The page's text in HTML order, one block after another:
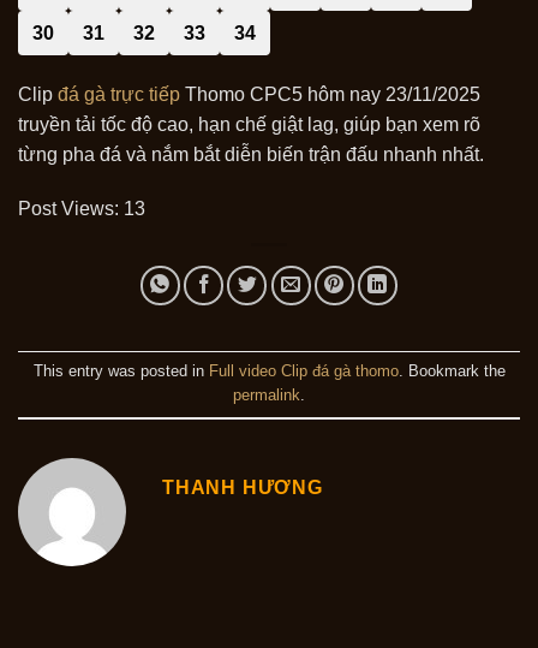
30 31 32 33 34
Clip đá gà trực tiếp Thomo CPC5 hôm nay 23/11/2025
truyền tải tốc độ cao, hạn chế giật lag, giúp bạn xem rõ
từng pha đá và nắm bắt diễn biến trận đấu nhanh nhất.
Post Views: 13
This entry was posted in Full video Clip đá gà thomo. Bookmark the
permalink
THANH HƯƠNG